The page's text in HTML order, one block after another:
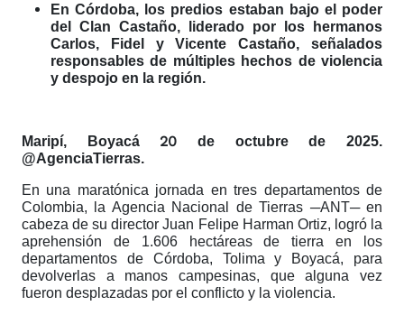
En Córdoba, los predios estaban bajo el poder
del Clan Castaño, liderado por los hermanos
Carlos, Fidel y Vicente Castaño, señalados
responsables de múltiples hechos de violencia
y despojo en la región.
Maripí, Boyacá 20 de octubre de 2025.
@AgenciaTierras.
En una maratónica jornada en tres departamentos de
Colombia, la Agencia Nacional de Tierras ─ANT─ en
cabeza de su director Juan Felipe Harman Ortiz, logró la
aprehensión de 1.606 hectáreas de tierra en los
departamentos de Córdoba, Tolima y Boyacá, para
devolverlas a manos campesinas, que alguna vez
fueron desplazadas por el conflicto y la violencia.